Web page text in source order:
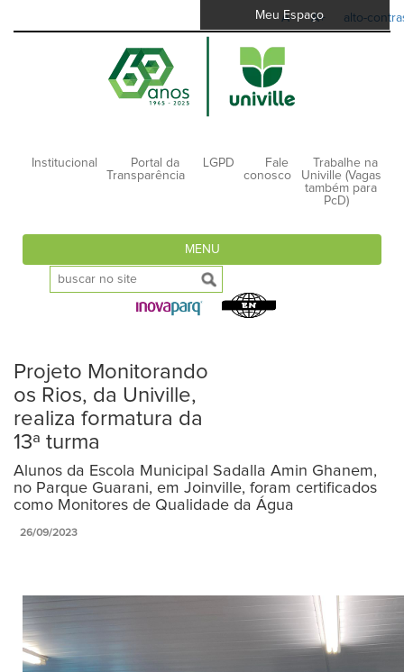
A- A+ alto-
Meu Espaço
Institucional
Portal da
Transparência
LGPD
Fale
conosco
Trabalhe na
Univille (Vagas
também para
PcD)
MENU
Projeto Monitorando
os Rios, da Univille,
realiza formatura da
13ª turma
Alunos da Escola Municipal Sadalla Amin Ghanem,
no Parque Guarani, em Joinville, foram certificados
como Monitores de Qualidade da Água
26/09/2023